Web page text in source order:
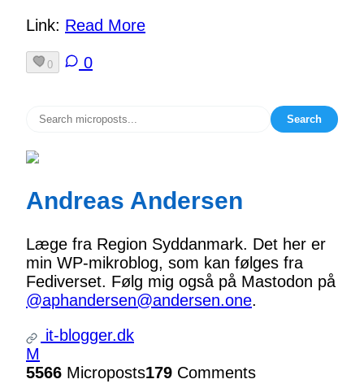
Link: Read More
0 0
Search
Andreas Andersen
Læge fra Region Syddanmark. Det her er
min WP-mikroblog, som kan følges fra
Fediverset. Følg mig også på Mastodon på
@aphandersen@andersen.one.
it-blogger.dk
M
5566 Microposts179 Comments